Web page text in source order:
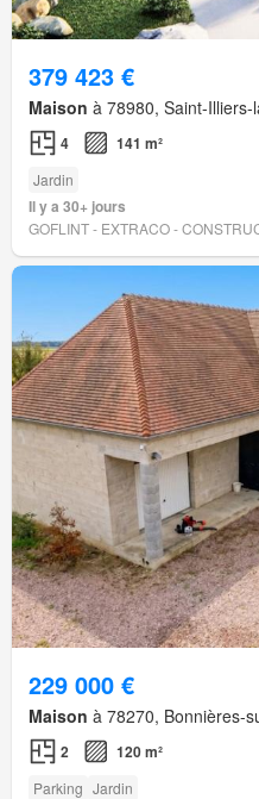
379 423 €
Maison à 78980, Saint-
4 141 m²
Jardin
Il y a 30+ jours
GOFLINT - EXTRACO -
229 000 €
Maison à 78270, Bonnières-
2 120 m²
Parking Jardin